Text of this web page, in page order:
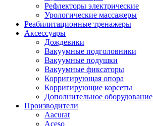
Рефлекторы электрические
Урологические массажеры
Реабилитационные тренажеры
Аксессуары
Дождевики
Вакуумные подголовники
Вакуумные подушки
Вакуумные фиксаторы
Корригирующая опора
Корригирующие корсеты
Дополнительное оборудование
Производители
Aacurat
Aceso